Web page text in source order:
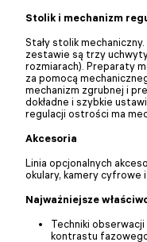
Stolik i mechanizm
Stały stolik
zestawie są trzy
rozmiarach). Preparaty
za pomocą
mechanizm zgrubnej i
dokładne i szybkie
regulacji ostrości ma
Akcesoria
Linia opcjonalnych
okulary, kamery cyfrowe
Najważniejsze
Techniki
kontrastu